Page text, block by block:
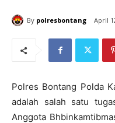
By polresbontang April
Polres Bontang Polda
adalah salah satu
Anggota